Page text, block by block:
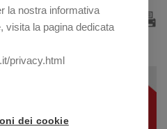
la nostra informativa
visita la pagina dedicata
privacy.html
dei cookie